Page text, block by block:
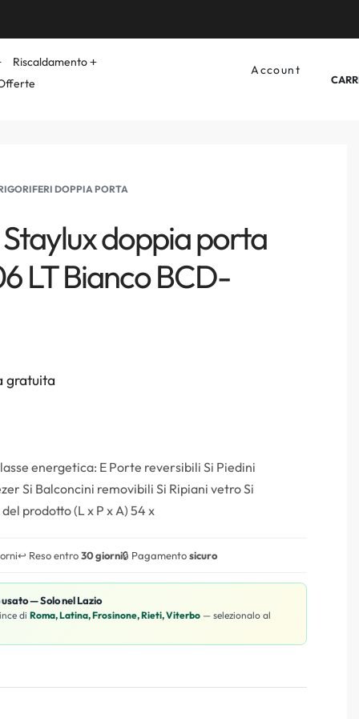
Riscaldamento
Account
DOPPIA PORTA
doppia porta
LT Bianco BCD-
gratuita
energetica: E Porte reversibili Si Piedini
Si Balconcini removibili Si Ripiani vetro Si
prodotto (L x P x A) 54 x
↩️ Reso entro30 giorni🔒 Pagamentosicuro
— Solo nel Lazio
di Roma, Latina, Frosinone, Rieti, Viterbo — selezionalo al